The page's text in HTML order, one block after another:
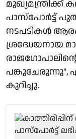
മുഖ്യമന്ത്രിക്ക്
പാസ്‌പോര്‍ട്ട്
നടപടികള്‍
ശ്രദ്ധേയനായ
പങ്കുചേരുന്നു",
കുറിച്ചു.